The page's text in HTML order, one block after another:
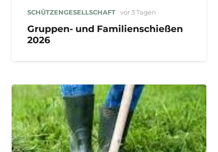
SCHÜTZENGESELLSCHAFT vor 3 Tagen
Gruppen- und Familienschießen
2026